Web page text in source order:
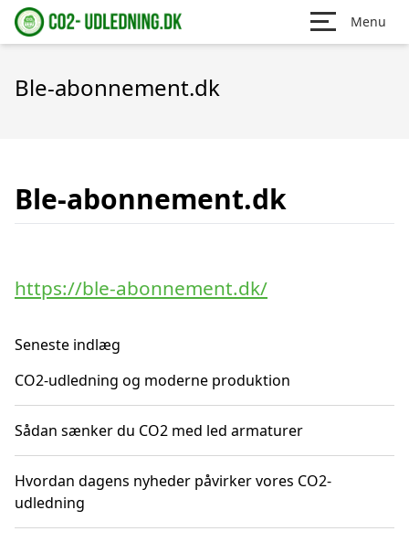
Menu
Ble-abonnement.dk
Ble-abonnement.dk
https://ble-abonnement.dk/
Seneste indlæg
CO2-udledning og moderne produktion
Sådan sænker du CO2 med led armaturer
Hvordan dagens nyheder påvirker vores CO2-
udledning